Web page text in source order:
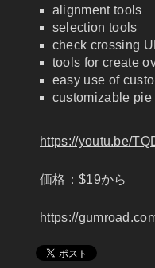
alignment tools
selection tools
check crossing
tools for create
easy use of
customizable pie
https://youtu.be/
価格：$19から
https://